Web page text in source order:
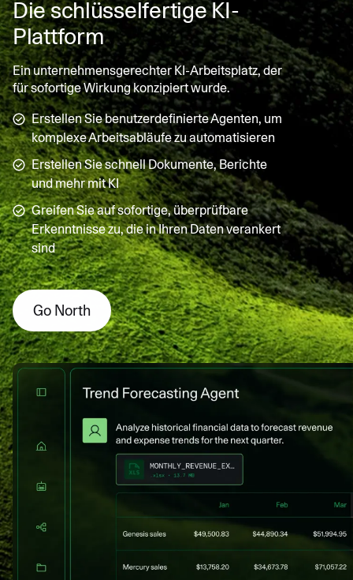
Die schlüsselfertige KI-
Plattform
Ein unternehmensgerechter KI-Arbeitsplatz, der
für sofortige Wirkung konzipiert wurde.
Erstellen Sie benutzerdefinierte Agenten, um
komplexe Arbeitsabläufe zu automatisieren
Erstellen Sie schnell Dokumente, Berichte
und mehr mit KI
Greifen Sie auf sofortige, überprüfbare
Erkenntnisse zu, die in Ihren Daten verankert
sind
Go North